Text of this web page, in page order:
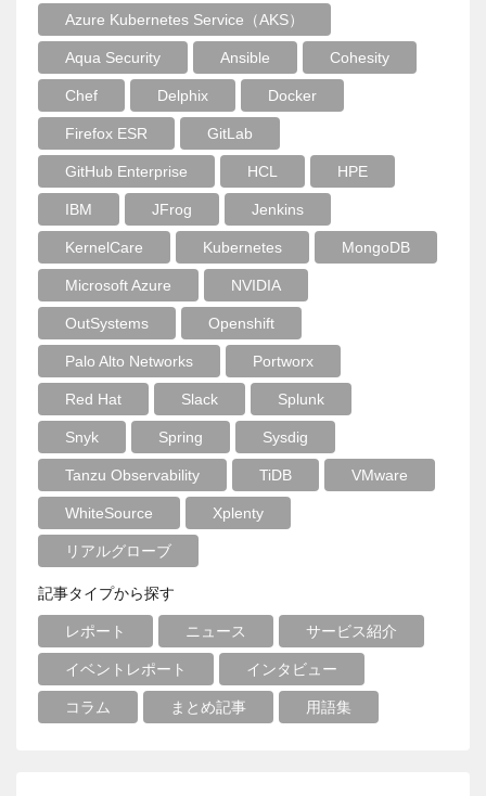
Azure Kubernetes Service（AKS）
Aqua Security Ansible Cohesity
Chef Delphix Docker
Firefox ESR GitLab
GitHub Enterprise HCL HPE
IBM JFrog Jenkins
KernelCare Kubernetes MongoDB
Microsoft Azure NVIDIA
OutSystems Openshift
Palo Alto Networks Portworx
Red Hat Slack Splunk
Snyk Spring Sysdig
Tanzu Observability TiDB VMware
WhiteSource Xplenty
リアルグローブ
記事タイプから探す
レポート ニュース サービス紹介
イベントレポート インタビュー
コラム まとめ記事 用語集